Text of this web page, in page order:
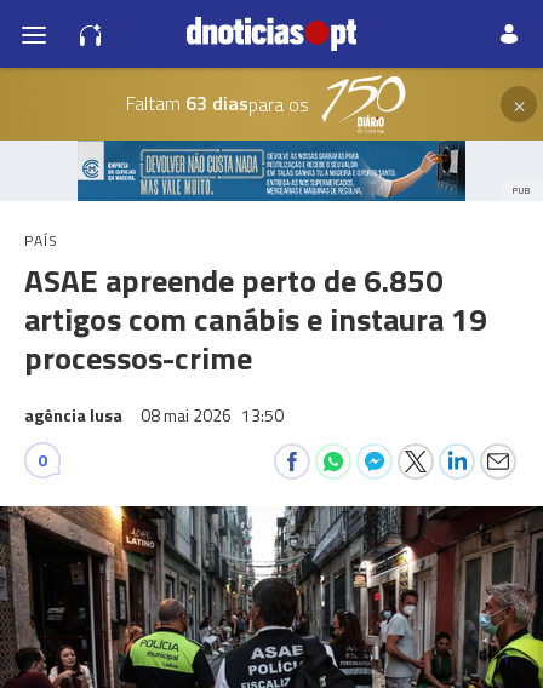
Faltam 63 diaspara os ×
PUB
PAÍS
ASAE apreende perto de 6.850
artigos com canábis e instaura 19
processos-crime
agência lusa 08 mai 2026 13:50
0